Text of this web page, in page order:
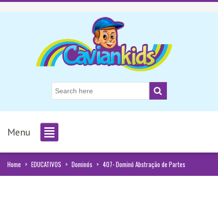
Menu
Home > EDUCATIVOS > Dominós > 407- Dominó Abstração de Partes